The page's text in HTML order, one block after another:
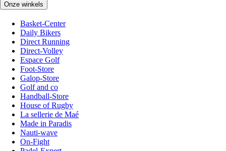
Onze winkels
Basket-Center
Daily Bikers
Direct Running
Direct-Volley
Espace Golf
Foot-Store
Galop-Store
Golf and co
Handball-Store
House of Rugby
La sellerie de Maé
Made in Paradis
Nauti-wave
On-Fight